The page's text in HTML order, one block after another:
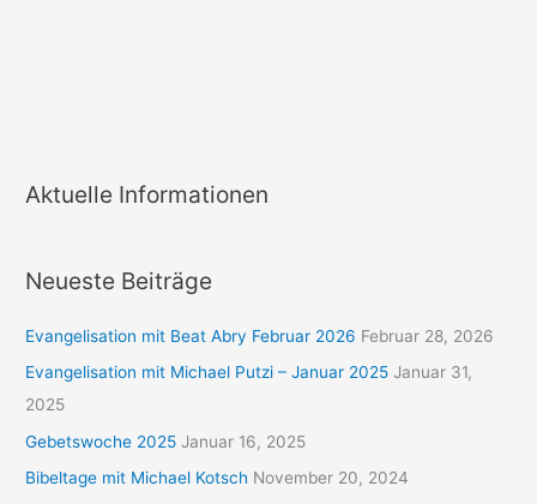
Aktuelle Informationen
Neueste Beiträge
Evangelisation mit Beat Abry Februar 2026 Februar 28, 2026
Evangelisation mit Michael Putzi – Januar 2025 Januar 31,
2025
Gebetswoche 2025 Januar 16, 2025
Bibeltage mit Michael Kotsch November 20, 2024